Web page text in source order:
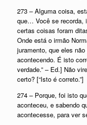
273 – Alguma coisa,
que… Você se recorda,
certas coisas foram
Onde está o irmão
juramento, que eles
acontecendo. É isto
verdade.” – Ed.] Não
certo? [“Isto é correto.”]
274 – Porque, foi isto
aconteceu, e sabendo
acontecesse, para ver